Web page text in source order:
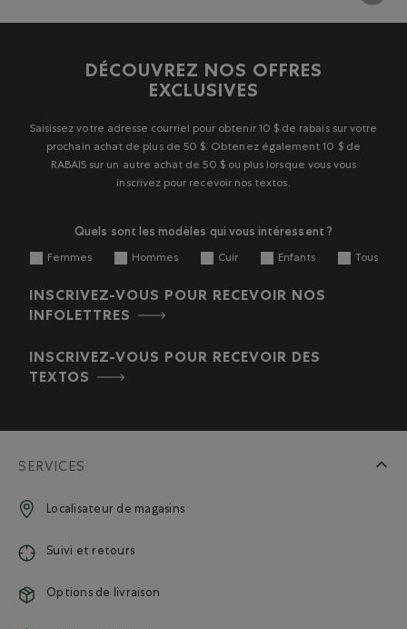
DÉCOUVREZ NOS OFFRES
EXCLUSIVES
Saisissez votre adresse courriel pour obtenir 10 $ de rabais sur votre
prochain achat de plus de 50 $. Obtenez également 10 $ de
RABAIS sur un autre achat de 50 $ ou plus lorsque vous vous
inscrivez pour recevoir nos textos.
Quels sont les modèles qui vous intéressent ?
Femmes Hommes Cuir Enfants Tous
INSCRIVEZ-VOUS POUR RECEVOIR NOS
INFOLETTRES
INSCRIVEZ-VOUS POUR RECEVOIR DES
TEXTOS
SERVICES
Localisateur de magasins
Suivi et retours
Options de livraison